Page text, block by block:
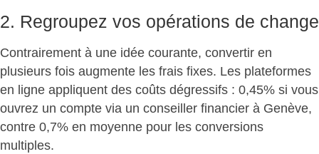
2. Regroupez vos opérations de change
Contrairement à une idée courante, convertir en
plusieurs fois augmente les frais fixes. Les plateformes
en ligne appliquent des coûts dégressifs : 0,45% si vous
ouvrez un compte via un conseiller financier à Genève,
contre 0,7% en moyenne pour les conversions
multiples.